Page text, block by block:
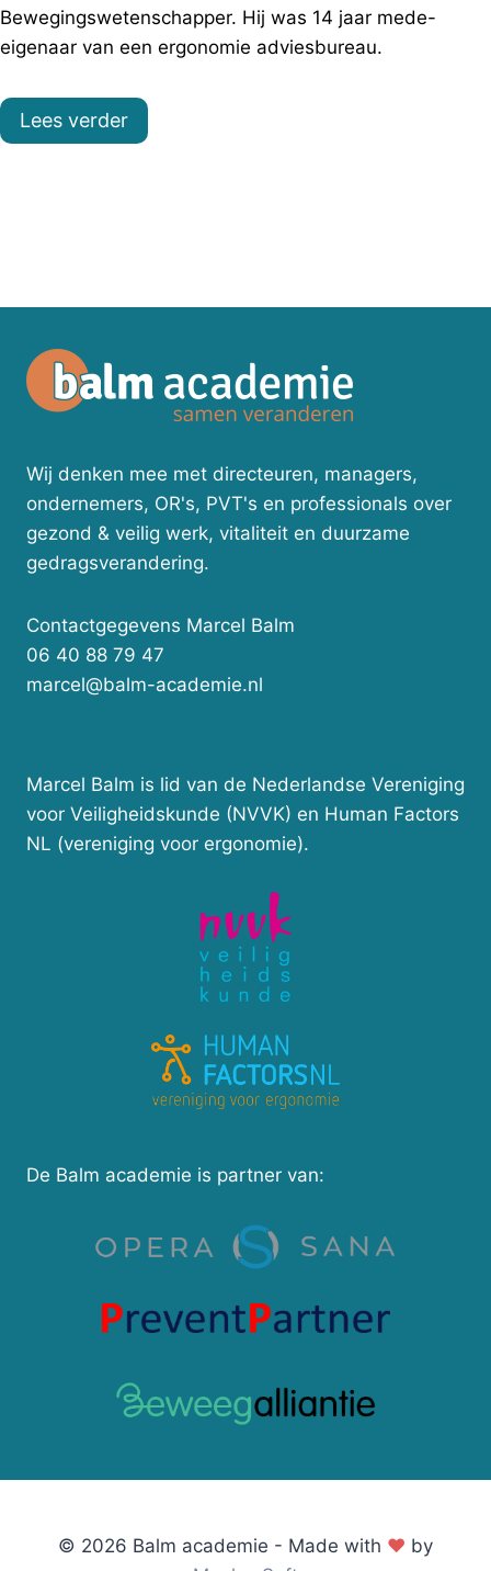
Bewegingswetenschapper. Hij was 14 jaar mede-
eigenaar van een ergonomie adviesbureau.
Lees verder
Wij denken mee met directeuren, managers,
ondernemers, OR's, PVT's en professionals over
gezond & veilig werk, vitaliteit en duurzame
gedragsverandering.
Contactgegevens Marcel Balm
06 40 88 79 47
marcel@balm-academie.nl
Marcel Balm is lid van de Nederlandse Vereniging
voor Veiligheidskunde (NVVK) en Human Factors
NL (vereniging voor ergonomie).
De Balm academie is partner van:
© 2026 Balm academie - Made with ♥ by